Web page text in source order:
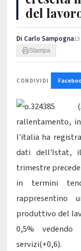
del
Di Carlo Sampogna
Stampa
CONDIVIDI
rallentamento,
l'italia ha
dati dell'Istat,
trimestre
in termini
rappresentino
produttivo del
0,5%
servizi(+0,6).